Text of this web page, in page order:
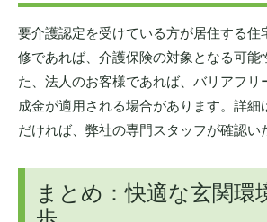
要介護認定を受けている方が居住する住
修であれば、介護保険の対象となる可能
た、法人のお客様であれば、バリアフリ
成金が適用される場合があります。詳細
だければ、弊社の専門スタッフが確認い
まとめ：快適な玄関環